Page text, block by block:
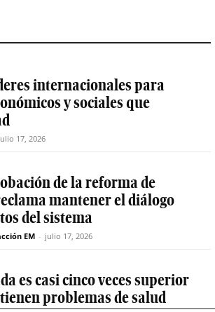
internacionales para
y sociales que
17, 2026
de la reforma de
mantener el diálogo
del sistema
EM - julio 17, 2026
es casi cinco veces superior
problemas de salud